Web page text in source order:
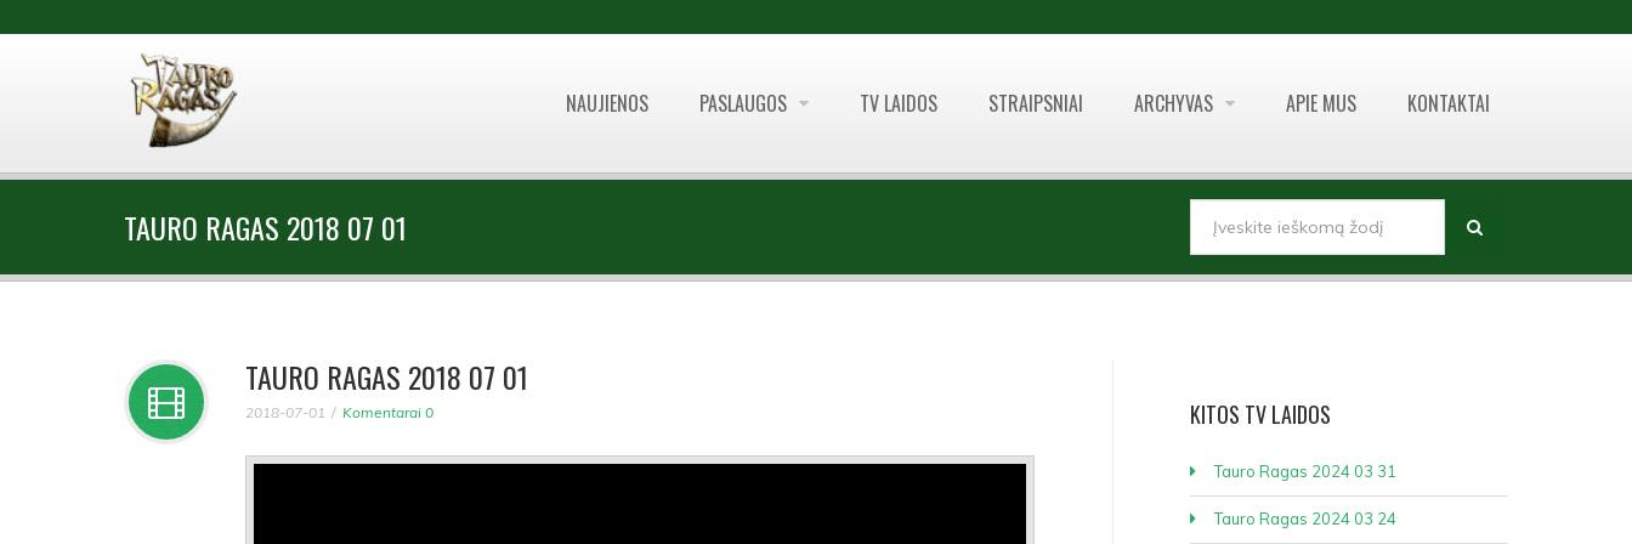
NAUJIENOS PASLAUGOS TV LAIDOS STRAIPSNIAI ARCHYVAS APIE MUS KONTAKTAI
TAURO RAGAS 2018 07 01 PAIEŠKOS FORMA
TAURO RAGAS 2018 07 01
2018-07-01 Komentarai 0 KITOS TV LAIDOS
Tauro Ragas 2024 03 31
Tauro Ragas 2024 03 24